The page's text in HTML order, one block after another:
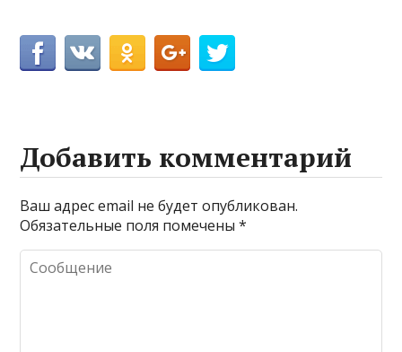
Добавить комментарий
Ваш адрес email не будет опубликован.
Обязательные поля помечены*